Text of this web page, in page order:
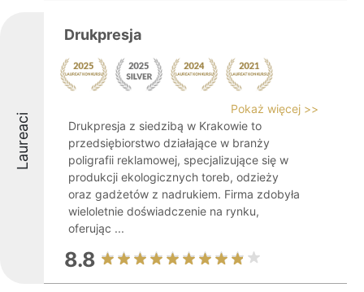
Laureaci
Drukpresja
Pokaż więcej >>
Drukpresja z siedzibą w Krakowie to
przedsiębiorstwo działające w branży
poligrafii reklamowej, specjalizujące się w
produkcji ekologicznych toreb, odzieży
oraz gadżetów z nadrukiem. Firma zdobyła
wieloletnie doświadczenie na rynku,
oferując ...
8.8